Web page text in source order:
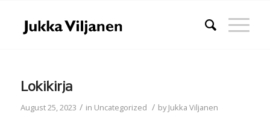
Lokikirja
August 25, 2023 / in Uncategorized / byJukka Viljanen